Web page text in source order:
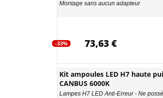
Montage sans aucun adapteur
-33% 73,63 €
Kit ampoules LED H7 haute
CANBUS 6000K
Lampes H7 LED Anti-Erreur - Ne